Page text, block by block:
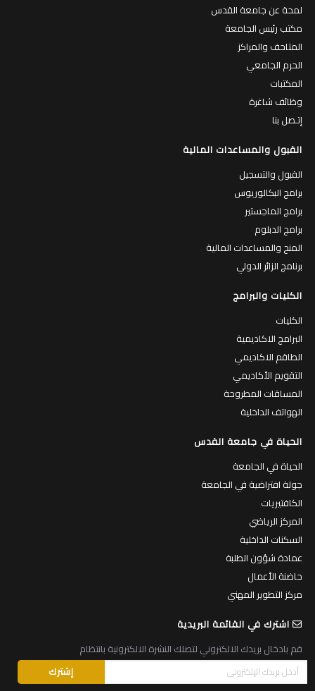
لمحة عن جامعة القدس
مكتب رئيس الجامعة
المتاحف والمراكز
الحرم الجامعي
المكتبات
وظائف شاغرة
إتـصل بنا
القبول والمساعدات المالية
القبول والتسجيل
برامج البكالوريوس
برامج الماجستير
برامج الدبلوم
المنح والمساعدات المالية
برنامج الزائر الدولي
الكليات والبرامج
الكليات
البرامج الاكاديمية
الطاقم الاكاديمي
التقويم الأكاديمي
المساقات المطروحة
الهواتف الداخلية
الحياة في جامعة القدس
الحياة في الجامعة
جولة افتراضية في الجامعة
الكافتيريات
المركز الرياضي
السكنات الداخلية
عمادة شؤون الطلبة
حاضنة الأعمال
مركز التطوير المهني
اشترك في القائمة البريدية
قم بادخال بريدك الالكتروني لتصلك النشرة الالكترونية بانتظام